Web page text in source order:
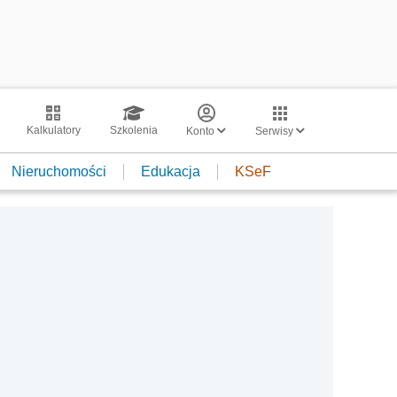
Kalkulatory Szkolenia Konto Serwisy
Nieruchomości Edukacja KSeF